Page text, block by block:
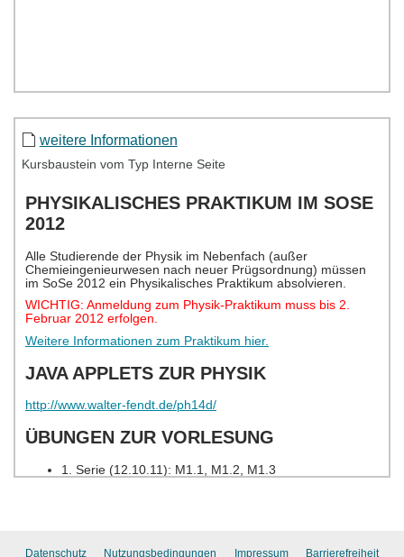
weitere Informationen
Kursbaustein vom Typ Interne Seite
Datenschutz Nutzungsbedingungen Impressum Barrierefreiheit